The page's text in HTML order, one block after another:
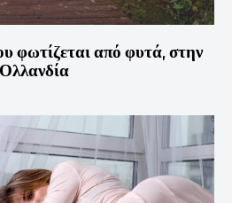
φωτίζεται από φυτά, στην
Ολλανδία